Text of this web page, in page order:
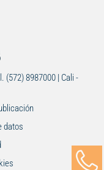
(572) 8987000 | Cali -
datos